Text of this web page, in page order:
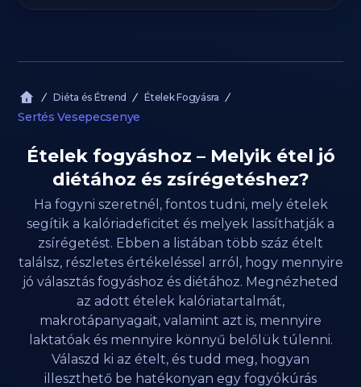
Diéta és Étrend Ételek Fogyásra
Sertés Vesepecsenye
Ételek fogyáshoz – Melyik étel jó
diétához és zsírégetéshez?
Ha fogyni szeretnél, fontos tudni, mely ételek
segítik a kalóriadeficitet és melyek lassíthatják a
zsírégetést. Ebben a listában több száz ételt
találsz, részletes értékeléssel arról, hogy mennyire
jó választás fogyáshoz és diétához. Megnézheted
az adott ételek kalóriatartalmát,
makrotápanyagait, valamint azt is, mennyire
laktatóak és mennyire könnyű belőlük túlenni.
Válaszd ki az ételt, és tudd meg, hogyan
illeszthető be hatékonyan egy fogyókúrás